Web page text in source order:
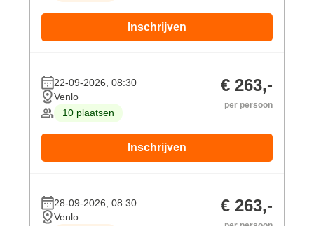
Inschrijven
22-09-2026, 08:30
Venlo
10 plaatsen
€ 263,-
per persoon
Inschrijven
28-09-2026, 08:30
Venlo
€ 263,-